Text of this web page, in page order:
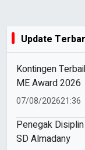
Update
Kontingen
ME Award 2026
07/08/202621:36
Penegak
SD Almadany